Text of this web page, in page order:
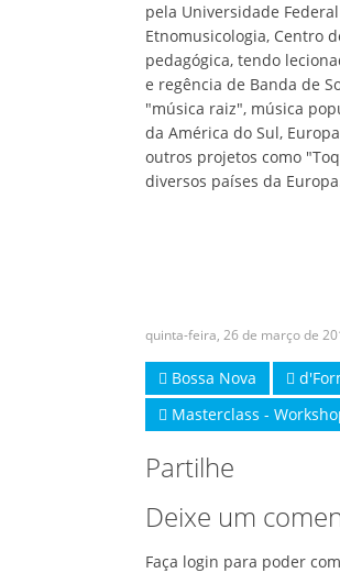
pela Universidade
Etnomusicologia, Centro
pedagógica, tendo
e regência de Banda de
"música raiz", música
da América do Sul,
outros projetos como
diversos países da
quinta-feira, 26 de março de
Bossa Nova
Masterclass -
Partilhe
Deixe um
Faça login para poder